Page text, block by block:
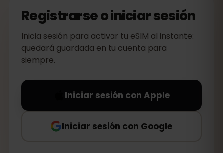
Registrarse o iniciar sesión
Inicia sesión para activar tu eSIM al instante:
quedará guardada en tu cuenta para
siempre.
Iniciar sesión con Apple
Iniciar sesión con Google